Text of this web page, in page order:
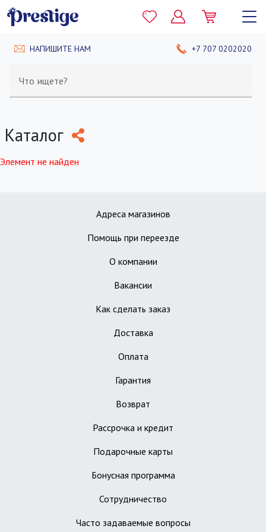
НАПИШИТЕ НАМ +7 707 0202020
Что ищете?
Каталог
Элемент не найден
Адреса магазинов
Помощь при переезде
О компании
Вакансии
Как сделать заказ
Доставка
Оплата
Гарантия
Возврат
Рассрочка и кредит
Подарочные карты
Бонусная программа
Сотрудничество
Часто задаваемые вопросы